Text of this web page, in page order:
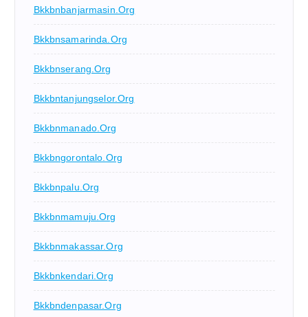
Bkkbnbanjarmasin.org
Bkkbnsamarinda.org
Bkkbnserang.org
Bkkbntanjungselor.org
Bkkbnmanado.org
Bkkbngorontalo.org
Bkkbnpalu.org
Bkkbnmamuju.org
Bkkbnmakassar.org
Bkkbnkendari.org
Bkkbndenpasar.org